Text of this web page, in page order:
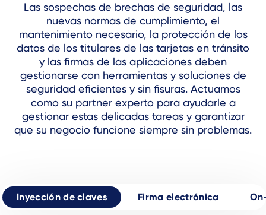
Las sospechas de brechas de seguridad, las
nuevas normas de cumplimiento, el
mantenimiento necesario, la protección de los
datos de los titulares de las tarjetas en tránsito
y las firmas de las aplicaciones deben
gestionarse con herramientas y soluciones de
seguridad eficientes y sin fisuras. Actuamos
como su partner experto para ayudarle a
gestionar estas delicadas tareas y garantizar
que su negocio funcione siempre sin problemas.
Inyección de claves Firma electrónica